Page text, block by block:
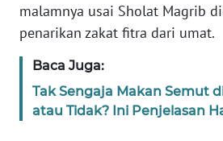
malamnya usai Sholat Magrib
penarikan zakat fitra dari umat.
Baca Juga:
Tak Sengaja Makan Semut
atau Tidak? Ini Penjelasan
News
Regional
WN
SUMUT